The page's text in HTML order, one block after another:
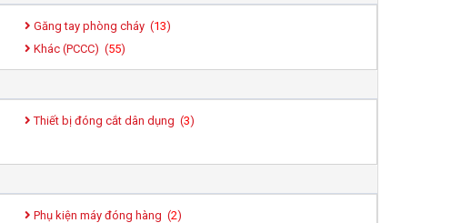
Găng tay phòng cháy (13)
Khác (PCCC) (55)
Thiết bị đóng cắt dân dụng (3)
Phụ kiện máy đóng hàng (2)